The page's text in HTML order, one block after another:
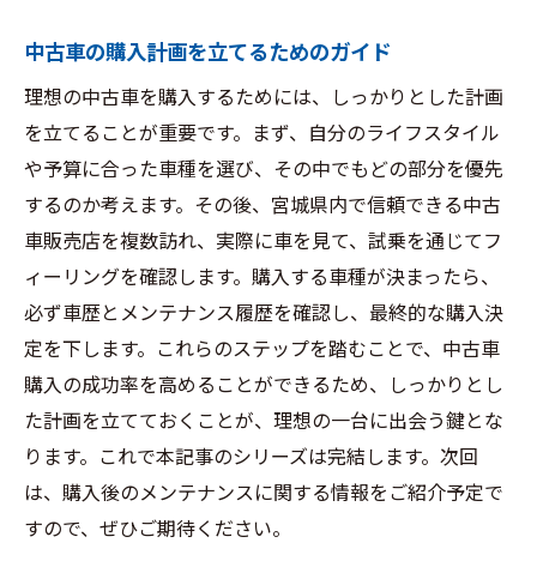
中古車の購入計画を立てるためのガイド
理想の中古車を購入するためには、しっかりとした計画
を立てることが重要です。まず、自分のライフスタイル
や予算に合った車種を選び、その中でもどの部分を優先
するのか考えます。その後、宮城県内で信頼できる中古
車販売店を複数訪れ、実際に車を見て、試乗を通じてフ
ィーリングを確認します。購入する車種が決まったら、
必ず車歴とメンテナンス履歴を確認し、最終的な購入決
定を下します。これらのステップを踏むことで、中古車
購入の成功率を高めることができるため、しっかりとし
た計画を立てておくことが、理想の一台に出会う鍵とな
ります。これで本記事のシリーズは完結します。次回
は、購入後のメンテナンスに関する情報をご紹介予定で
すので、ぜひご期待ください。